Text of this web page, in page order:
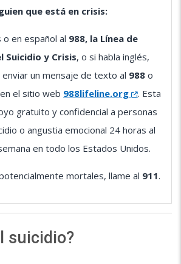
que está en crisis:
o en español al 988, la Línea de
Suicidio y Crisis, o si habla inglés,
un mensaje de texto al 988 o
el sitio web 988lifeline.org
. Esta
gratuito y confidencial a personas
o angustia emocional 24 horas al
en todo los Estados Unidos.
mortales, llame al 911.
suicidio?